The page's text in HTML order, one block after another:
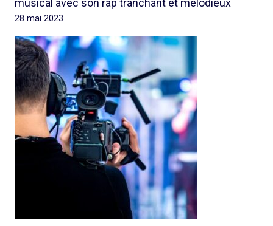
musical avec son rap tranchant et mélodieux
28 mai 2023